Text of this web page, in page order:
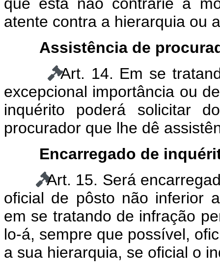
atente contra a hierarquia ou
Assistência de
Art. 14. Em se
excepcional importância ou
inquérito poderá solicitar
procurador que lhe dê
Encarregado de
Art. 15. Será
oficial de pôsto não inferior
em se tratando de infração
lo-á, sempre que possível,
a sua hierarquia, se oficial o